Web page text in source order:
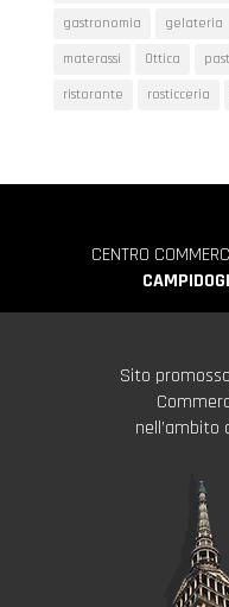
gastronomia
gelateria
materassi
Ottica
ristorante
rosticceria
CENTRO
Sito
nell’ambito